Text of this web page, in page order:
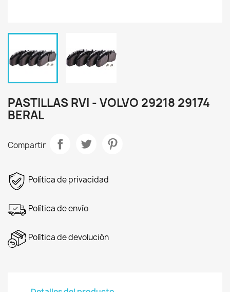
PASTILLAS RVI - VOLVO 29218 29174
BERAL
Compartir
Política de privacidad
Política de envío
Política de devolución